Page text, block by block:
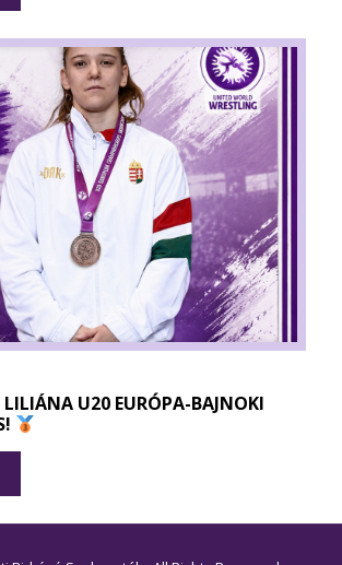
LILIÁNA U20 EURÓPA-BAJNOKI